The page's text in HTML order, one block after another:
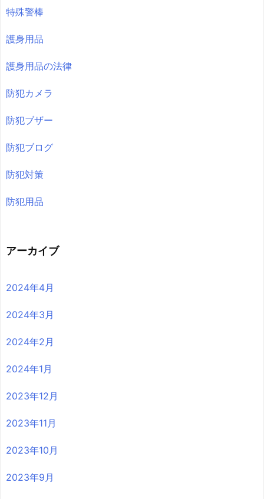
特殊警棒
護身用品
護身用品の法律
防犯カメラ
防犯ブザー
防犯ブログ
防犯対策
防犯用品
アーカイブ
2024年4月
2024年3月
2024年2月
2024年1月
2023年12月
2023年11月
2023年10月
2023年9月